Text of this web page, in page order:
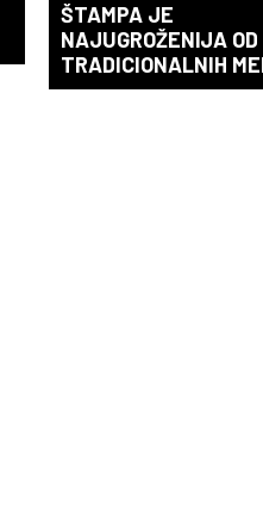
ŠTAMPA JE
NAJUGROŽENIJA OD
TRADICIONALNIH